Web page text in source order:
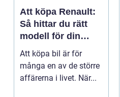
Att köpa Renault:
Så hittar du rätt
modell för din
vardag
Att köpa bil är för
många en av de större
affärerna i livet. När...